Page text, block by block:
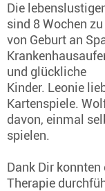
Die
sind 8 Wochen
von Geburt an
und glückliche
Kinder. Leonie
Kartenspiele.
davon, einmal
spielen.
Dank Dir
Therapie